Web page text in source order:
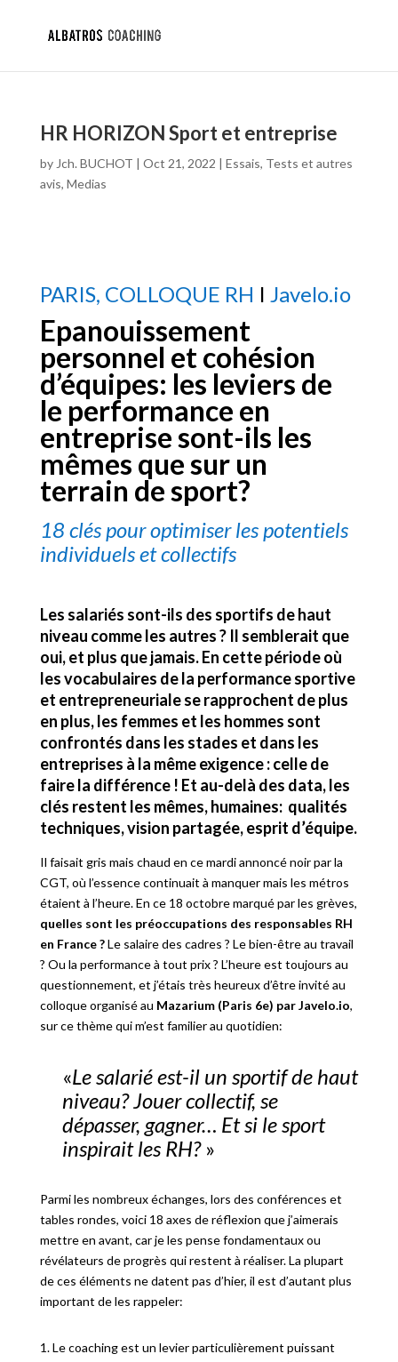
HR HORIZON Sport et entreprise
by Jch. BUCHOT | Oct 21, 2022 | Essais, Tests et autres
avis, Medias
PARIS, COLLOQUE RH I Javelo.io
Epanouissement
personnel et cohésion
d’équipes: les leviers de
le performance en
entreprise sont-ils les
mêmes que sur un
terrain de sport?
18 clés pour optimiser les potentiels
individuels et collectifs
Les salariés sont-ils des sportifs de haut
niveau comme les autres ? Il semblerait que
oui, et plus que jamais. En cette période où
les vocabulaires de la performance sportive
et entrepreneuriale se rapprochent de plus
en plus, les femmes et les hommes sont
confrontés dans les stades et dans les
entreprises à la même exigence : celle de
faire la différence ! Et au-delà des data, les
clés restent les mêmes, humaines: qualités
techniques, vision partagée, esprit d’équipe.
Il faisait gris mais chaud en ce mardi annoncé noir par la
CGT, où l’essence continuait à manquer mais les métros
étaient à l’heure. En ce 18 octobre marqué par les grèves,
quelles sont les préoccupations des responsables RH
en France ?Le salaire des cadres ? Le bien-être au travail
? Ou la performance à tout prix ? L’heure est toujours au
questionnement, et j’étais très heureux d’être invité au
colloque organisé au Mazarium (Paris 6e) par Javelo.io,
sur ce thème qui m’est familier au quotidien:
«Le salarié est-il un sportif de haut
niveau? Jouer collectif, se
dépasser, gagner… Et si le sport
inspirait les RH?»
Parmi les nombreux échanges, lors des conférences et
tables rondes, voici 18 axes de réflexion que j’aimerais
mettre en avant, car je les pense fondamentaux ou
révélateurs de progrès qui restent à réaliser. La plupart
de ces éléments ne datent pas d’hier, il est d’autant plus
important de les rappeler:
Le coaching est un levier particulièrement puissant